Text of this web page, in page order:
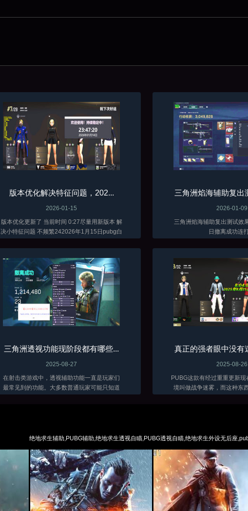
版本优化解决特征问题，202...
2026-01-15
版本优化更新了 当前时间 0:27尽量用新版本 解
决小特征问题 不频繁242026年1月15日pubg白
三角洲焰海辅助复出
2026-01-09
三角洲焰海辅助复出测试效
日撤离成功连
三角洲透视功能现阶段都有哪些...
2025-08-27
在射击类游戏中，透视辅助功能一直是玩家们
最常见到的功能。大多数普通玩家可能只知道
真正的强者眼中没有
2025-08-26
PUBG这款有经过重重更新
境叫做战争迷雾，而这种东
绝地求生辅助,PUBG辅助,绝地求生透视自瞄,PUBG透视自瞄,绝地求生外设无后座